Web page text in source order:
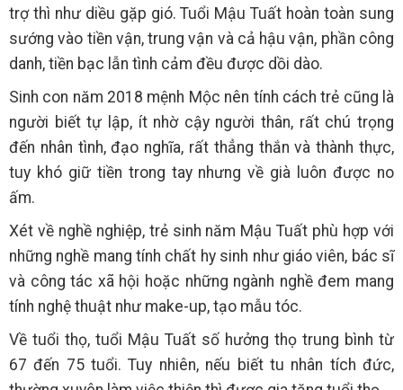
trợ thì như diều gặp gió. Tuổi Mậu Tuất hoàn toàn sung
sướng vào tiền vận, trung vận và cả hậu vận, phần công
danh, tiền bạc lẫn tình cảm đều được dồi dào.
Sinh con năm 2018 mệnh Mộc nên tính cách trẻ cũng là
người biết tự lập, ít nhờ cậy người thân, rất chú trọng
đến nhân tình, đạo nghĩa, rất thẳng thắn và thành thực,
tuy khó giữ tiền trong tay nhưng về già luôn được no
ấm.
Xét về nghề nghiệp, trẻ sinh năm Mậu Tuất phù hợp với
những nghề mang tính chất hy sinh như giáo viên, bác sĩ
và công tác xã hội hoặc những ngành nghề đem mang
tính nghệ thuật như make-up, tạo mẫu tóc.
Về tuổi thọ, tuổi Mậu Tuất số hưởng thọ trung bình từ
67 đến 75 tuổi. Tuy nhiên, nếu biết tu nhân tích đức,